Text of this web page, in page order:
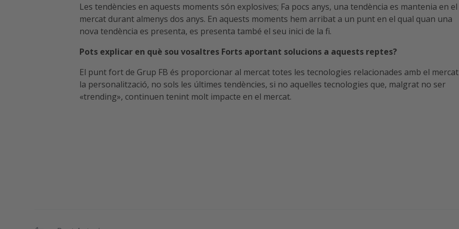
Les tendències en aquests moments són explosives; Fa pocs anys, una tendència es mantenia en el
mercat durant almenys dos anys. En aquests moments hem arribat a un punt en el qual quan una
nova tendència es presenta, es presenta també el seu inici de la fi.
Pots explicar en què sou vosaltres Forts aportant solucions a aquests reptes?
El punt fort de Grup FB és proporcionar al mercat totes les tecnologies relacionades amb el
la personalització, no sols les últimes tendències, si no aquelles tecnologies que, malgrat no ser
«trending», continuen tenint molt impacte en el mercat.